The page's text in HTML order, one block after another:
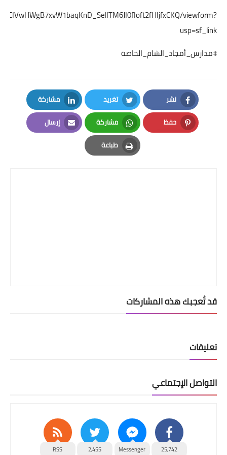
viewform?
usp=sf_link
#مدارس_أمجاد_الشام_الخاصة
نشر
Facebook
تغريد
Twitter
مشاركة
LinkedIn
حفظ
Pinterest
مشاركة
Whatsapp
إرسال
Email
طباعة
Print
قد تُعجبك هذه المشاركات
تعليقات
التواصل الإجتماعي
25,742
Messenger
2,455
RSS